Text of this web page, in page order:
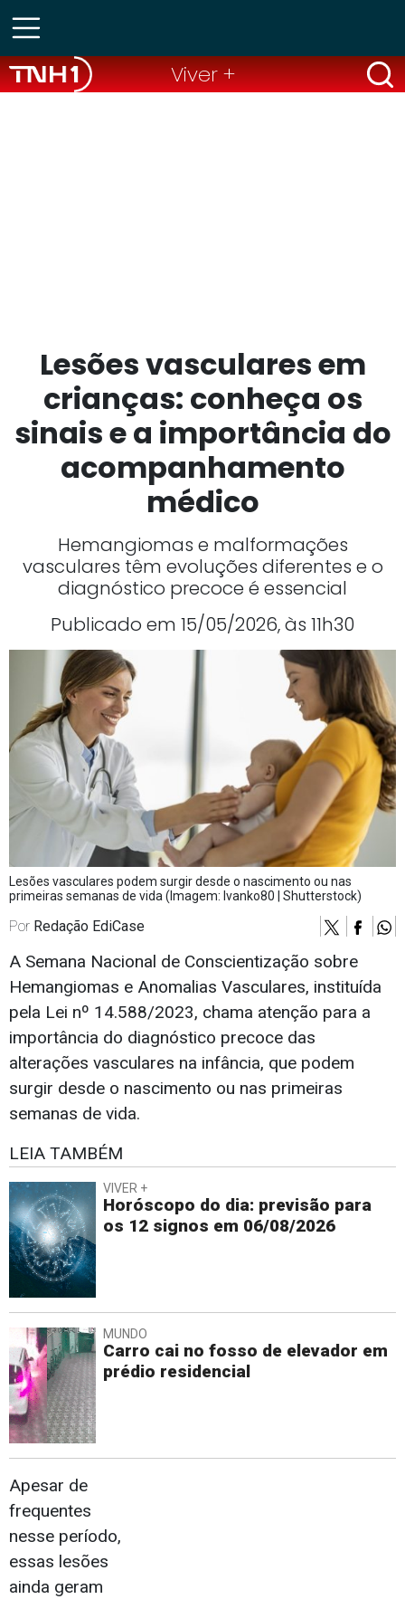
Viver +
Lesões vasculares em
crianças: conheça os
sinais e a importância do
acompanhamento
médico
Hemangiomas e malformações
vasculares têm evoluções diferentes e o
diagnóstico precoce é essencial
Publicado em 15/05/2026, às 11h30
Lesões vasculares podem surgir desde o nascimento ou nas
primeiras semanas de vida (Imagem: Ivanko80 | Shutterstock)
Por Redação EdiCase
A Semana Nacional de Conscientização sobre
Hemangiomas e Anomalias Vasculares, instituída
pela Lei nº 14.588/2023, chama atenção para a
importância do diagnóstico precoce das
alterações vasculares na infância, que podem
surgir desde o nascimento ou nas primeiras
semanas de vida.
LEIA TAMBÉM
VIVER +
Horóscopo do dia: previsão para
os 12 signos em 06/08/2026
MUNDO
Carro cai no fosso de elevador em
prédio residencial
Apesar de
frequentes
nesse período,
essas lesões
ainda geram